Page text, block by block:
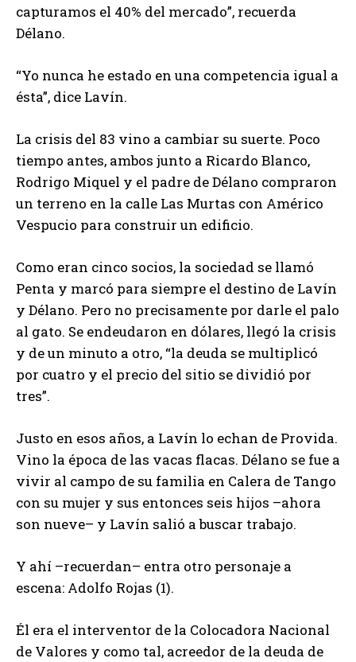
capturamos el 40% del mercado”, recuerda
Délano.
“Yo nunca he estado en una competencia igual a
ésta”, dice Lavín.
La crisis del 83 vino a cambiar su suerte. Poco
tiempo antes, ambos junto a Ricardo Blanco,
Rodrigo Miquel y el padre de Délano compraron
un terreno en la calle Las Murtas con Américo
Vespucio para construir un edificio.
Como eran cinco socios, la sociedad se llamó
Penta y marcó para siempre el destino de Lavín
y Délano. Pero no precisamente por darle el palo
al gato. Se endeudaron en dólares, llegó la crisis
y de un minuto a otro, “la deuda se multiplicó
por cuatro y el precio del sitio se dividió por
tres”.
Justo en esos años, a Lavín lo echan de Provida.
Vino la época de las vacas flacas. Délano se fue a
vivir al campo de su familia en Calera de Tango
con su mujer y sus entonces seis hijos –ahora
son nueve– y Lavín salió a buscar trabajo.
Y ahí –recuerdan– entra otro personaje a
escena: Adolfo Rojas (1).
Él era el interventor de la Colocadora Nacional
de Valores y como tal, acreedor de la deuda de